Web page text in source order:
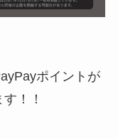
ポイントが
！！